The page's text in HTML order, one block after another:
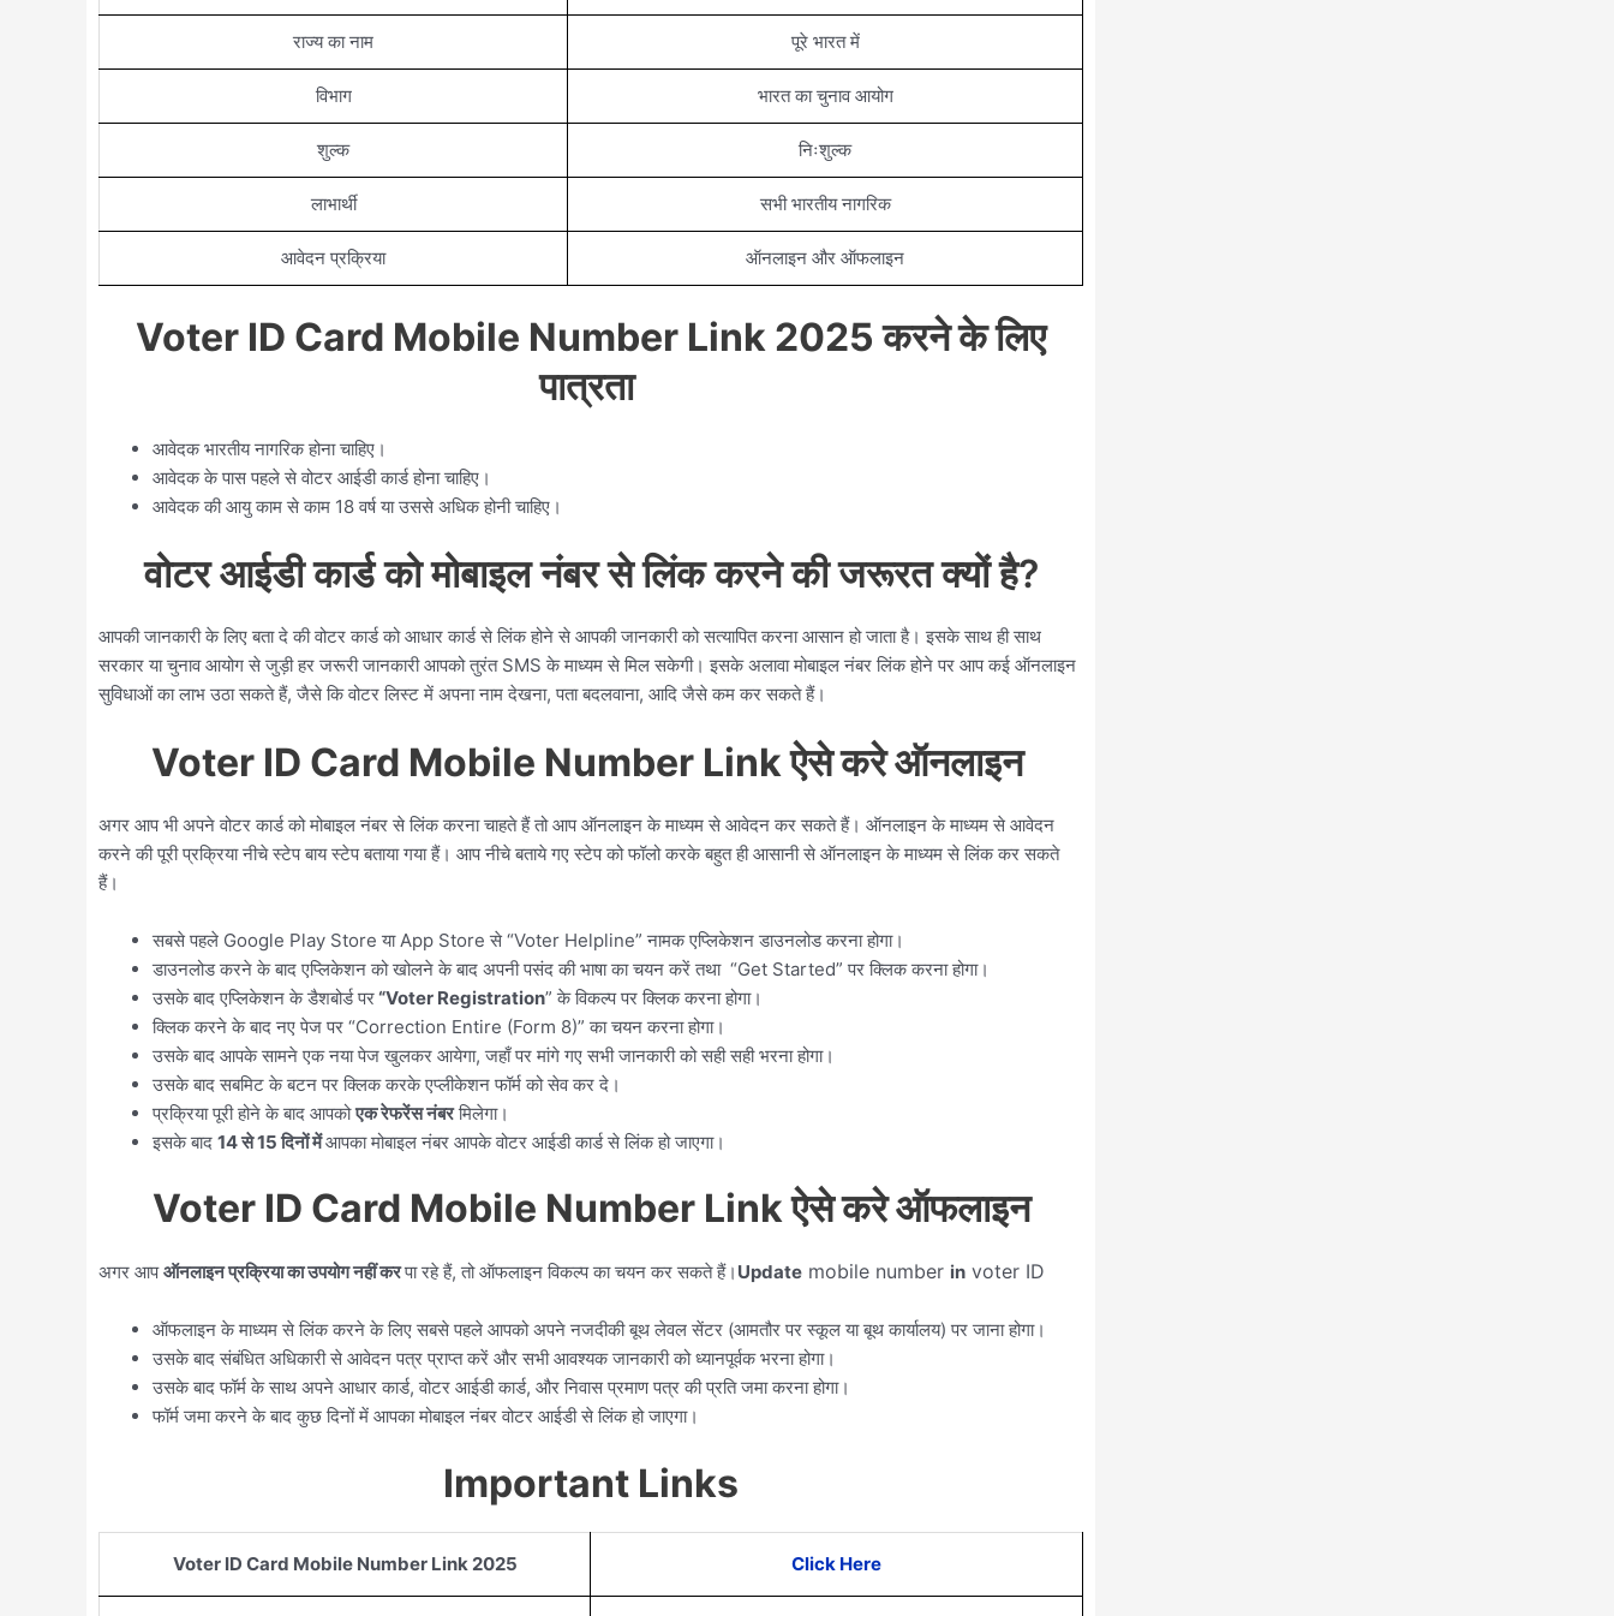
राज्य का नाम पूरे भारत में
विभाग भारत का चुनाव आयोग
शुल्क निःशुल्क
लाभार्थी सभी भारतीय नागरिक
आवेदन प्रक्रिया ऑनलाइन और ऑफलाइन
Voter ID Card Mobile Number Link 2025 करने के लिए
पात्रता
आवेदक भारतीय नागरिक होना चाहिए।
आवेदक के पास पहले से वोटर आईडी कार्ड होना चाहिए।
आवेदक की आयु काम से काम 18 वर्ष या उससे अधिक होनी चाहिए।
वोटर आईडी कार्ड को मोबाइल नंबर से लिंक करने की जरूरत क्यों है?
आपकी जानकारी के लिए बता दे की वोटर कार्ड को आधार कार्ड से लिंक होने से आपकी जानकारी को सत्यापित करना आसान हो जाता है। इसके साथ ही साथ
सरकार या चुनाव आयोग से जुड़ी हर जरूरी जानकारी आपको तुरंत SMS के माध्यम से मिल सकेगी। इसके अलावा मोबाइल नंबर लिंक होने पर आप कई ऑनलाइन
सुविधाओं का लाभ उठा सकते हैं, जैसे कि वोटर लिस्ट में अपना नाम देखना, पता बदलवाना, आदि जैसे कम कर सकते हैं।
Voter ID Card Mobile Number Link ऐसे करे ऑनलाइन
अगर आप भी अपने वोटर कार्ड को मोबाइल नंबर से लिंक करना चाहते हैं तो आप ऑनलाइन के माध्यम से आवेदन कर सकते हैं। ऑनलाइन के माध्यम से आवेदन
करने की पूरी प्रक्रिया नीचे स्टेप बाय स्टेप बताया गया हैं। आप नीचे बताये गए स्टेप को फॉलो करके बहुत ही आसानी से ऑनलाइन के माध्यम से लिंक कर सकते
हैं।
सबसे पहले Google Play Store या App Store से “Voter Helpline” नामक एप्लिकेशन डाउनलोड करना होगा।
डाउनलोड करने के बाद एप्लिकेशन को खोलने के बाद अपनी पसंद की भाषा का चयन करें तथा “Get Started” पर क्लिक करना होगा।
उसके बाद एप्लिकेशन के डैशबोर्ड पर“Voter Registration” के विकल्प पर क्लिक करना होगा।
क्लिक करने के बाद नए पेज पर “Correction Entire (Form 8)” का चयन करना होगा।
उसके बाद आपके सामने एक नया पेज खुलकर आयेगा, जहाँ पर मांगे गए सभी जानकारी को सही सही भरना होगा।
उसके बाद सबमिट के बटन पर क्लिक करके एप्लीकेशन फॉर्म को सेव कर दे।
प्रक्रिया पूरी होने के बाद आपकोएक रेफरेंस नंबरमिलेगा।
इसके बाद 14 से 15 दिनों मेंआपका मोबाइल नंबर आपके वोटर आईडी कार्ड से लिंक हो जाएगा।
Voter ID Card Mobile Number Link ऐसे करे ऑफलाइन
अगर आपऑनलाइन प्रक्रिया का उपयोग नहीं करपा रहे हैं, तो ऑफलाइन विकल्प का चयन कर सकते हैं। Update mobile number in voter ID
ऑफलाइन के माध्यम से लिंक करने के लिए सबसे पहले आपको अपने नजदीकी बूथ लेवल सेंटर (आमतौर पर स्कूल या बूथ कार्यालय) पर जाना होगा।
उसके बाद संबंधित अधिकारी से आवेदन पत्र प्राप्त करें और सभी आवश्यक जानकारी को ध्यानपूर्वक भरना होगा।
उसके बाद फॉर्म के साथ अपने आधार कार्ड, वोटर आईडी कार्ड, और निवास प्रमाण पत्र की प्रति जमा करना होगा।
फॉर्म जमा करने के बाद कुछ दिनों में आपका मोबाइल नंबर वोटर आईडी से लिंक हो जाएगा।
Important Links
Voter ID Card Mobile Number Link 2025 Click Here